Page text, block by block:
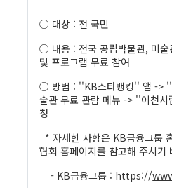
○ 대상 : 전 국민
○ 내용 : 전국 공립박물관, 미술
및 프로그램 무료 참여
○ 방법 : ''KB스타뱅킹'' 앱 -> ''
술관 무료 관람 메뉴 -> ''이천
청
* 자세한 사항은 KB금융그룹
협회 홈페이지를 참고해 주시기
- KB금융그룹 : https://